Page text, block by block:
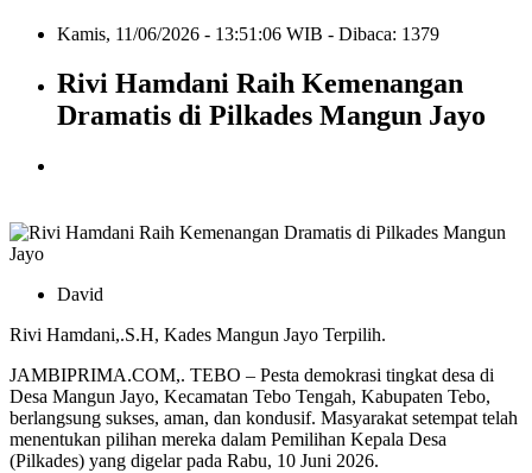
Kamis, 11/06/2026 - 13:51:06 WIB - Dibaca: 1379
Rivi Hamdani Raih Kemenangan
Dramatis di Pilkades Mangun Jayo
David
Rivi Hamdani,.S.H, Kades Mangun Jayo Terpilih.
JAMBIPRIMA.COM,. TEBO – Pesta demokrasi tingkat desa di
Desa Mangun Jayo, Kecamatan Tebo Tengah, Kabupaten Tebo,
berlangsung sukses, aman, dan kondusif. Masyarakat setempat telah
menentukan pilihan mereka dalam Pemilihan Kepala Desa
(Pilkades) yang digelar pada Rabu, 10 Juni 2026.